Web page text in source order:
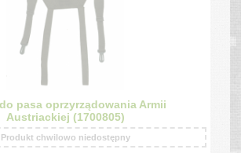
pasa oprzyrządowania Armii
Austriackiej (1700805)
Produkt chwilowo niedostępny